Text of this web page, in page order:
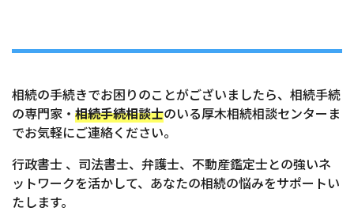
相続の手続きでお困りのことがございましたら、相続手続
の専門家・ 相続手続相談士のいる厚木相続相談センターま
でお気軽にご連絡ください。
行政書士 、司法書士、弁護士、不動産鑑定士との強いネ
ットワークを活かして、あなたの相続の悩みをサポートい
たします。